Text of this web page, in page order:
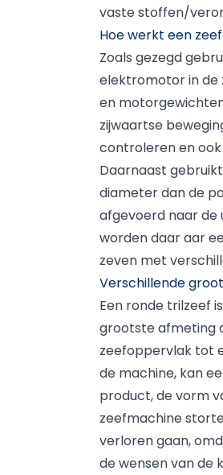
vaste stoffen/
Hoe werkt een
Zoals gezegd
elektromotor in de
en
zijwaartse
controleren en
Daarnaast
diameter dan de
afgevoerd naar de
worden daar aar
zeven met
Verschillende
Een ronde trilzeef
grootste afmeting
zeefoppervlak tot
de machine, kan
product, de vorm
zeefmachine
verloren gaan,
de wensen van de